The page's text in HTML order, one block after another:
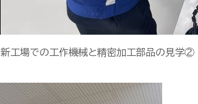
新工場での工作機械と精密加工部品の見学②